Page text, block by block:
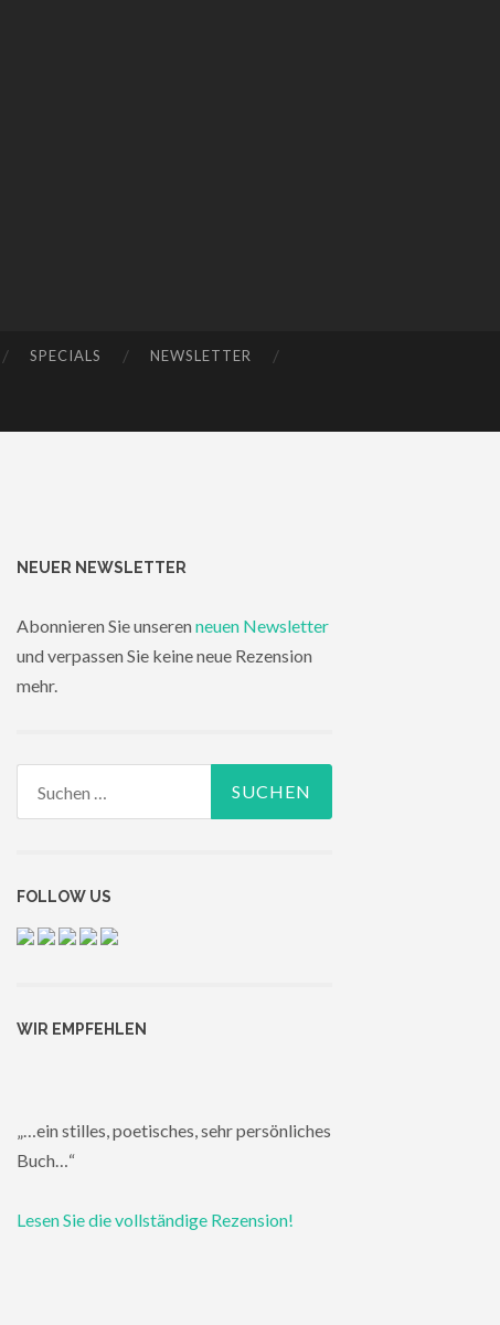
SPECIALS NEWSLETTER
NEUER NEWSLETTER
Abonnieren Sie unseren neuen Newsletter
und verpassen Sie keine neue Rezension
mehr.
FOLLOW US
WIR EMPFEHLEN
„…ein stilles, poetisches, sehr persönliches
Buch…“
Lesen Sie die vollständige Rezension!